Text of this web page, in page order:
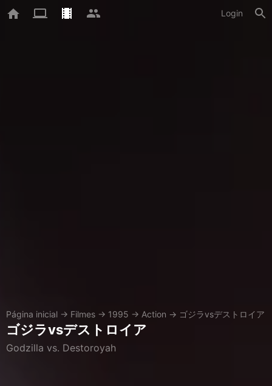
Login
Página inicial → Filmes → 1995 → Action → ゴジラvsデストロイア
ゴジラvsデストロイア
Godzilla vs. Destoroyah